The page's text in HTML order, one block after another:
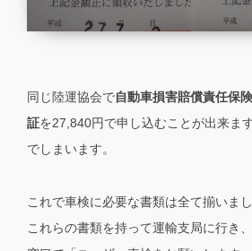
同じ陸運協会で自動車損害賠償責任保
証を27,840円で申し込むことが出来ま
でしまいます。
これで車検に必要な書類は全て揃いまし
これらの書類を持って運輸支局に行き